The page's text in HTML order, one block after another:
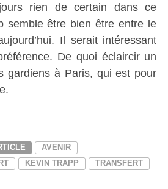
rien de certain dans ce
semble être bien être entre le
Il serait intéressant
De quoi éclaircir un
gardiens à Paris, qui est pour
AVENIR
KEVIN TRAPP TRANSFERT